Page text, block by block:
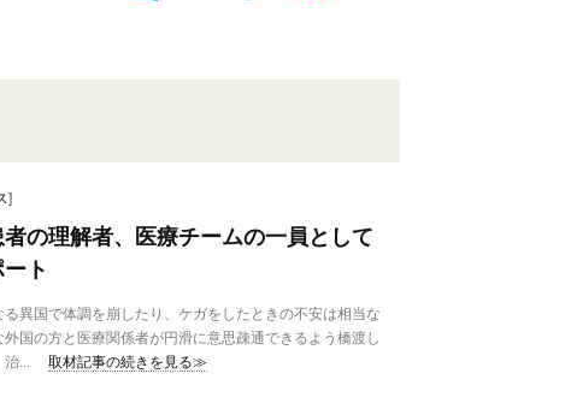
]
の理解者、医療チームの一員として
ト
異国で体調を崩したり、ケガをしたときの不安は相当な
国の方と医療関係者が円滑に意思疎通できるよう橋渡し
...
取材記事の続きを見る≫